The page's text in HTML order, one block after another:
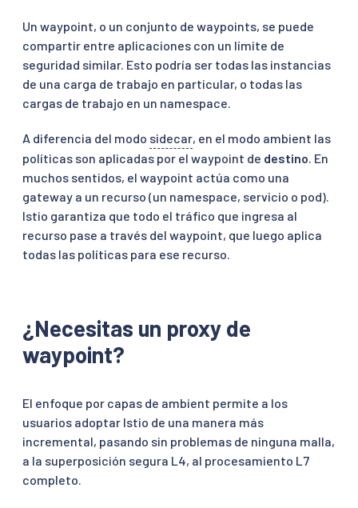
Un waypoint, o un conjunto de waypoints, se puede
compartir entre aplicaciones con un límite de
seguridad similar. Esto podría ser todas las instancias
de una carga de trabajo en particular, o todas las
cargas de trabajo en un namespace.
A diferencia del modo sidecar, en el modo ambient las
políticas son aplicadas por el waypoint de destino . En
muchos sentidos, el waypoint actúa como una
gateway a un recurso (un namespace, servicio o pod).
Istio garantiza que todo el tráfico que ingresa al
recurso pase a través del waypoint, que luego aplica
todas las políticas para ese recurso.
¿Necesitas un proxy de
waypoint?
El enfoque por capas de ambient permite a los
usuarios adoptar Istio de una manera más
incremental, pasando sin problemas de ninguna malla,
a la superposición segura L4, al procesamiento L7
completo.